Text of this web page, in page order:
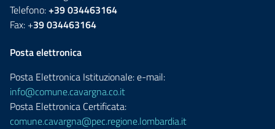
Telefono:+39 034463164
Fax: +39 034463164
Posta elettronica
Posta Elettronica Istituzionale: e-mail:
info@comune.cavargna.co.it
Posta Elettronica Certificata:
comune.cavargna@pec.regione.lombardia.it